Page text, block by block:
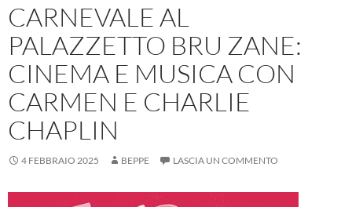
CARNEVALE AL
PALAZZETTO BRU ZANE:
CINEMA E MUSICA CON
CARMEN E CHARLIE
CHAPLIN
4 FEBBRAIO 2025 BEPPE LASCIA UN COMMENTO